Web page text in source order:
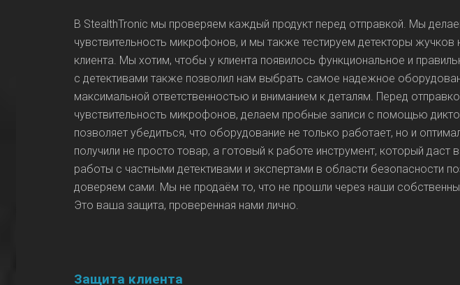
В StealthTronic мы проверяем каждый продукт перед отправкой. Мы
чувствительность микрофонов, и мы также тестируем детекторы
клиента. Мы хотим, чтобы у клиента появилось функциональное и
с детективами также позволил нам выбрать самое надежное
максимальной ответственностью и вниманием к деталям. Перед
чувствительность микрофонов, делаем пробные записи с помощью
позволяет убедиться, что оборудование не только работает, но и
получили не просто товар, а готовый к работе инструмент, который
работы с частными детективами и экспертами в области
доверяем сами. Мы не продаём то, что не прошли через наши
Это ваша защита, проверенная нами лично.
Защита клиента